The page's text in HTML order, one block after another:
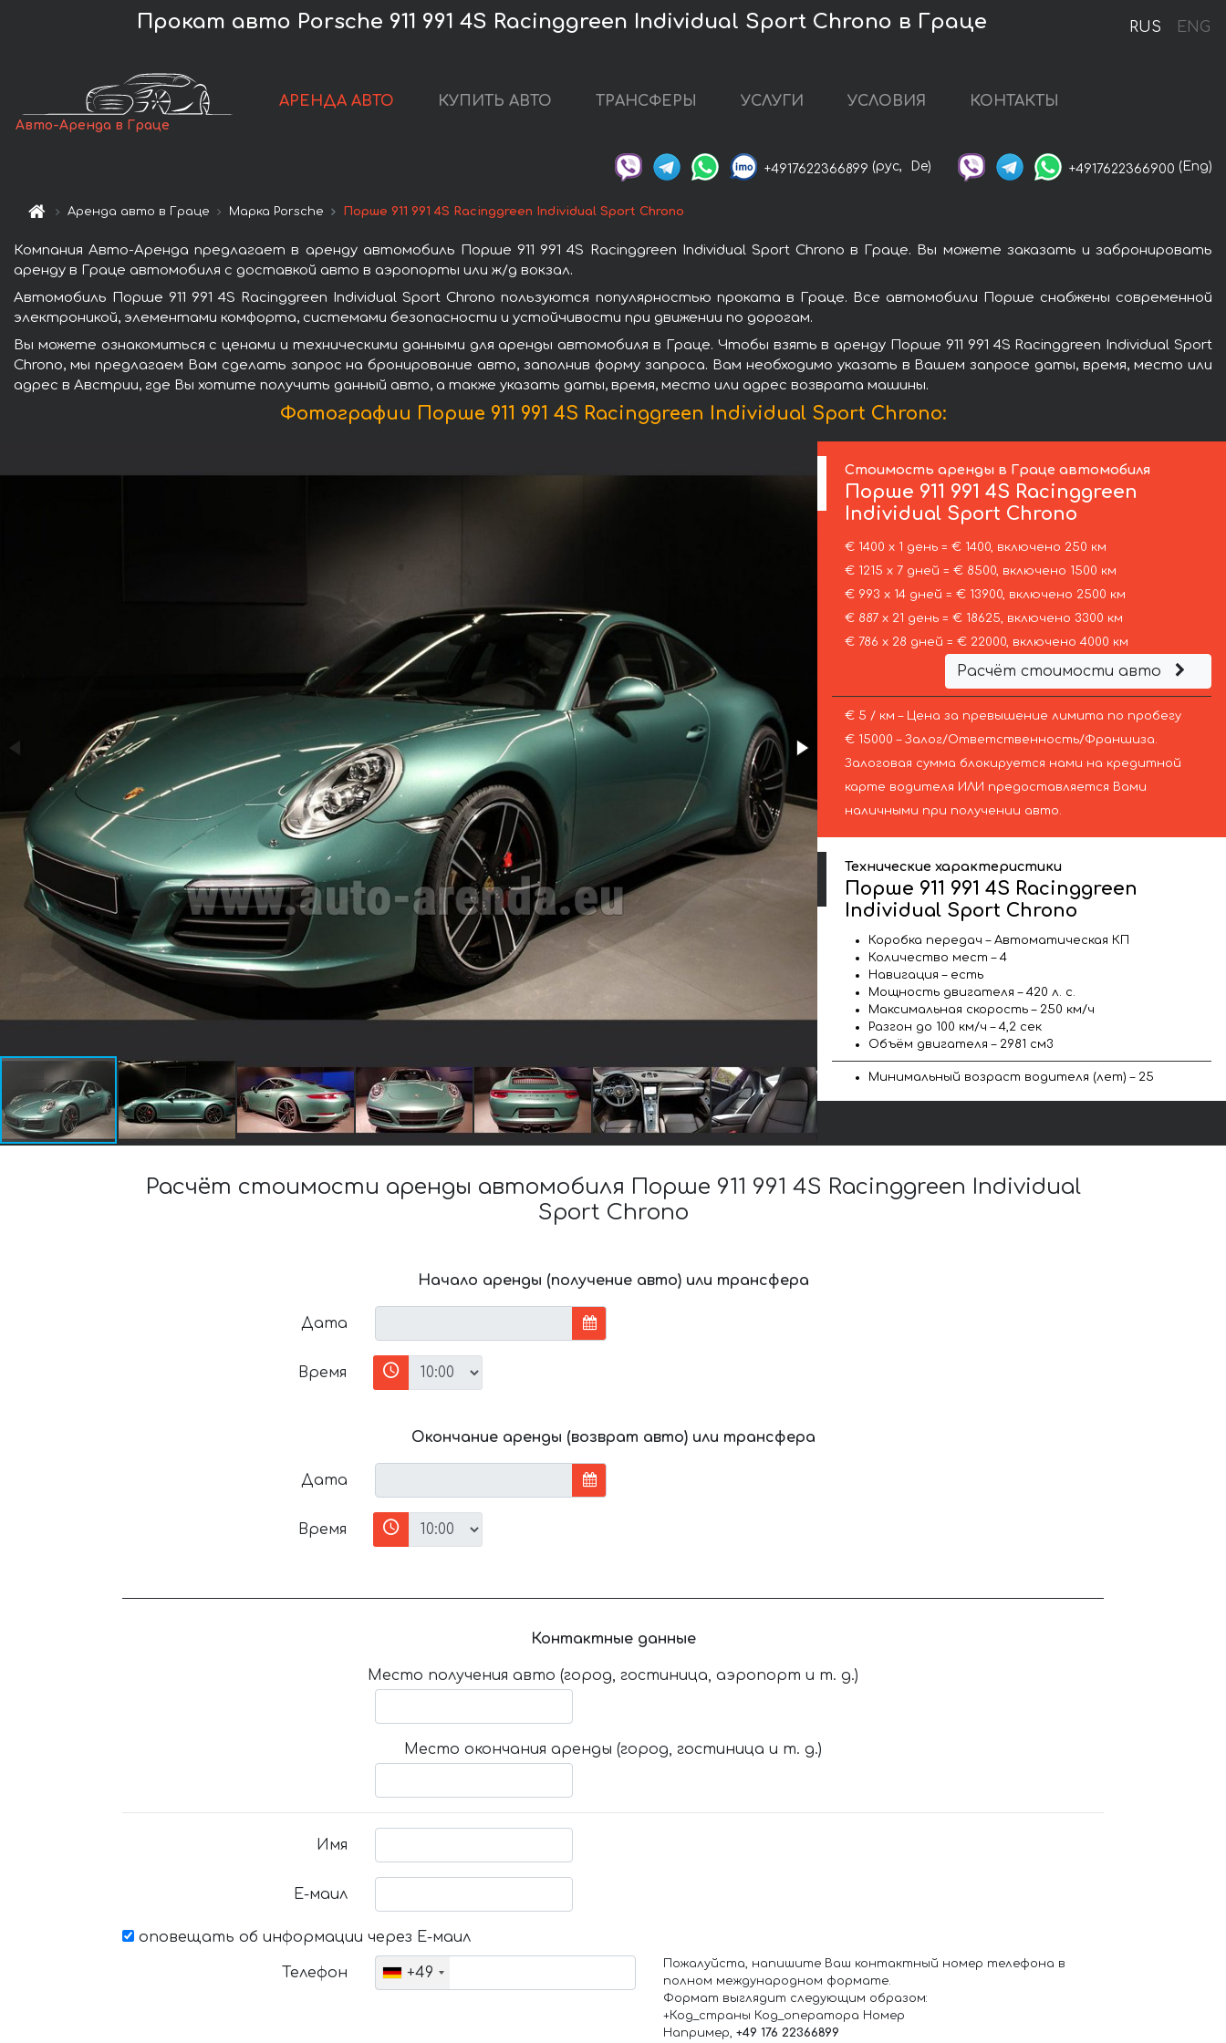
RUS ENG
Прокат авто Porsche 911 991 4S Racinggreen Individual Sport Chrono в Граце
Авто-Аренда в Граце
АРЕНДА АВТО КУПИТЬ АВТО ТРАНСФЕРЫ УСЛУГИ УСЛОВИЯ КОНТАКТЫ
+4917622366899 (рус, De) +4917622366900 (Eng)
Аренда авто в Граце Марка Porsche Порше 911 991 4S Racinggreen Individual Sport Chrono
Компания Авто-Аренда предлагает в аренду автомобиль Порше 911 991 4S Racinggreen Individual Sport Chrono в Граце. Вы можете заказать и забронировать
аренду в Граце автомобиля с доставкой авто в аэропорты или ж/д вокзал.
Автомобиль Порше 911 991 4S Racinggreen Individual Sport Chrono пользуются популярностью проката в Граце. Все автомобили Порше снабжены современной
электроникой, элементами комфорта, системами безопасности и устойчивости при движении по дорогам.
Вы можете ознакомиться с ценами и техническими данными для аренды автомобиля в Граце. Чтобы взять в аренду Порше 911 991 4S Racinggreen Individual Sport
Chrono, мы предлагаем Вам сделать запрос на бронирование авто, заполнив форму запроса. Вам необходимо указать в Вашем запросе даты, время, место или
адрес в Австрии, где Вы хотите получить данный авто, а также указать даты, время, место или адрес возврата машины.
Фотографии Порше 911 991 4S Racinggreen Individual Sport Chrono:
Стоимость аренды в Граце автомобиля
Порше 911 991 4S Racinggreen
Individual Sport Chrono
€ 1400 х 1 день = € 1400, включено 250 км
€ 1215 х 7 дней = € 8500, включено 1500 км
€ 993 х 14 дней = € 13900, включено 2500 км
€ 887 х 21 день = € 18625, включено 3300 км
€ 786 х 28 дней = € 22000, включено 4000 км
Расчёт стоимости авто
€ 5 / км – Цена за превышение лимита по пробегу
€ 15000 – Залог/Ответственность/Франшиза.
Залоговая сумма блокируется нами на кредитной
карте водителя ИЛИ предоставляется Вами
наличными при получении авто.
Технические характеристики
Порше 911 991 4S Racinggreen
Individual Sport Chrono
Коробка передач – Автоматическая КП
Количество мест – 4
Навигация – есть
Мощность двигателя – 420 л. с.
Максимальная скорость – 250 км/ч
Разгон до 100 км/ч – 4,2 сек
Объём двигателя – 2981 см3
Минимальный возраст водителя (лет) – 25
Расчёт стоимости аренды автомобиля Порше 911 991 4S Racinggreen Individual
Sport Chrono
Начало аренды (получение авто) или трансфера
Дата
Время
Окончание аренды (возврат авто) или трансфера
Дата
Время
Контактные данные
Место получения авто (город, гостиница, аэропорт и т. д.)
Место окончания аренды (город, гостиница и т. д.)
Имя
Е-маил
оповещать об информации через Е-маил
Телефон +49
Пожалуйста, напишите Ваш контактный номер телефона в
полном международном формате.
Формат выглядит следующим образом:
+Код_страны Код_оператора Номер
Например, +49 176 22366899